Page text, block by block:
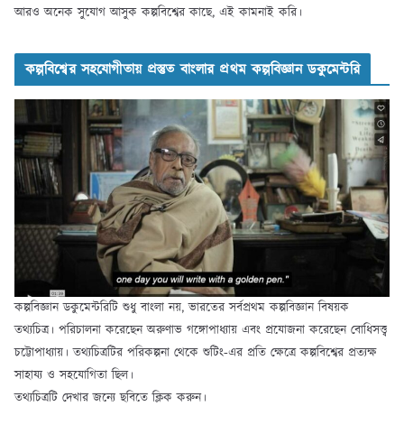
আরও অনেক সুযোগ আসুক কল্পবিশ্বের কাছে, এই কামনাই করি।
কল্পবিশ্বের সহযোগীতায় প্রস্তুত বাংলার প্রথম কল্পবিজ্ঞান ডকুমেন্টরি
কল্পবিজ্ঞান ডকুমেন্টরিটি শুধু বাংলা নয়, ভারতের সর্বপ্রথম কল্পবিজ্ঞান বিষয়ক
তথ্যচিত্র। পরিচালনা করেছেন অরুণাভ গঙ্গোপাধ্যায় এবং প্রযোজনা করেছেন বোধিসত্ত্ব
চট্টোপাধ্যায়। তথ্যচিত্রটির পরিকল্পনা থেকে শুটিং-এর প্রতি ক্ষেত্রে কল্পবিশ্বের প্রত্যক্ষ
সাহায্য ও সহযোগিতা ছিল।
তথ্যচিত্রটি দেখার জন্যে ছবিতে ক্লিক করুন।